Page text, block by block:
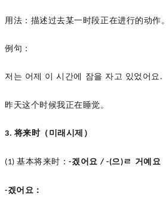
用法：描述过去某一时段正在进行的动作。
例句：
저는 어제 이 시간에 잠을 자고 있었어요 .
昨天这个时候我正在睡觉。
3. 将来时（미래시제）
(1)基本将来时：-겠어요/ -(으)ㄹ 거예요
-겠어요：